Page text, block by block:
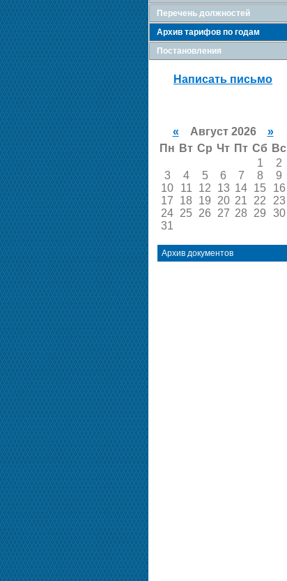
Перечень должностей
Архив тарифов по годам
Постановления
Написать письмо
« Август 2026 »
Пн Вт Ср Чт Пт Сб Вс
1
2
3
4 5 6 7 8
9
10
11 12 13 14 15
16
17
18 19 20 21 22
23
24 25 26 27 28 29
30
31
Архив документов